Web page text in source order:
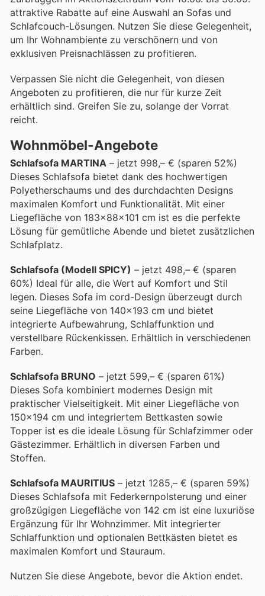
attraktive Rabatte auf eine Auswahl an Sofas und
Schlafcouch-Lösungen. Nutzen Sie diese Gelegenheit,
um Ihr Wohnambiente zu verschönern und von
exklusiven Preisnachlässen zu profitieren.
Verpassen Sie nicht die Gelegenheit, von diesen
Angeboten zu profitieren, die nur für kurze Zeit
erhältlich sind. Greifen Sie zu, solange der Vorrat
reicht.
Wohnmöbel-Angebote
Schlafsofa MARTINA – jetzt 998,– € (sparen 52%)
Dieses Schlafsofa bietet dank des hochwertigen
Polyetherschaums und des durchdachten Designs
maximalen Komfort und Funktionalität. Mit einer
Liegefläche von 183x88x101 cm ist es die perfekte
Lösung für gemütliche Abende und bietet zusätzlichen
Schlafplatz.
Schlafsofa (Modell SPICY) – jetzt 498,– € (sparen
60%) Ideal für alle, die Wert auf Komfort und Stil
legen. Dieses Sofa im cord-Design überzeugt durch
seine Liegefläche von 140x193 cm und bietet
integrierte Aufbewahrung, Schlaffunktion und
verstellbare Rückenkissen. Erhältlich in verschiedenen
Farben.
Schlafsofa BRUNO – jetzt 599,– € (sparen 61%)
Dieses Sofa kombiniert modernes Design mit
praktischer Vielseitigkeit. Mit einer Liegefläche von
150x194 cm und integriertem Bettkasten sowie
Topper ist es die ideale Lösung für Schlafzimmer oder
Gästezimmer. Erhältlich in diversen Farben und
Stoffen.
Schlafsofa MAURITIUS – jetzt 1285,– € (sparen 59%)
Dieses Schlafsofa mit Federkernpolsterung und einer
großzügigen Liegefläche von 142 cm ist eine luxuriöse
Ergänzung für Ihr Wohnzimmer. Mit integrierter
Schlaffunktion und optionalen Bettkästen bietet es
maximalen Komfort und Stauraum.
Nutzen Sie diese Angebote, bevor die Aktion endet.